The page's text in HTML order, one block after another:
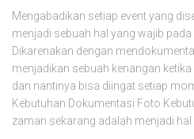
Mengabadikan setiap event yang
menjadi sebuah hal yang wajib
Dikarenakan dengan
menjadikan sebuah kenangan
dan nantinya bisa diingat setiap
Kebutuhan Dokumentasi Foto
zaman sekarang adalah menjadi hal